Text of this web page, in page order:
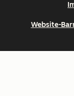
Website-